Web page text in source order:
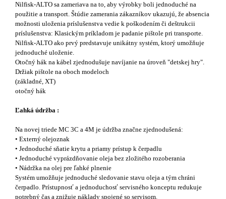
Nilfisk-ALTO sa zameriava na to, aby výrobky boli jednoduché na
použitie a transport. Štúdie zamerania zákazníkov ukazujú, že absencia
možnosti uloženia príslušenstva vedie k poškodením či deštrukcii
príslušenstva: Klasickým príkladom je padanie pištole pri transporte.
Nilfisk-ALTO ako prvý predstavuje unikátny systém, ktorý umožňuje
jednoduché uloženie.
Otočný hák na kábel zjednodušuje navíjanie na úroveň "detskej hry".
Držiak pištole na oboch modeloch
(základné, XT)
otočný hák
Ľahká údržba :
Na novej triede MC 3C a 4M je údržba značne zjednodušená:
• Externý olejoznak
• Jednoduché sňatie krytu a priamy prístup k čerpadlu
• Jednoduché vyprázdňovanie oleja bez zložitého rozoberania
• Nádržka na olej pre ľahké plnenie
Systém umožňuje jednoduché sledovanie stavu oleja a tým chráni
čerpadlo. Prístupnosť a jednoduchosť servisného konceptu redukuje
potrebný čas a znižuje náklady spojené so servisom.